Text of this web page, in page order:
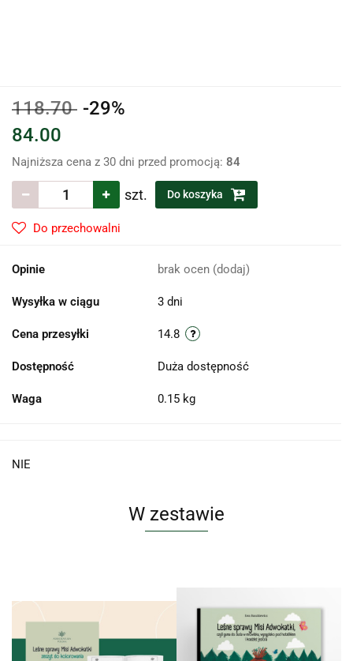
118.70 -29%
84.00
Najniższa cena z 30 dni przed promocją: 84
szt. Do koszyka
Do przechowalni
Opinie brak ocen (dodaj)
Wysyłka w ciągu 3 dni
Cena przesyłki 14.8
Dostępność Duża dostępność
Waga 0.15 kg
NIE
W zestawie